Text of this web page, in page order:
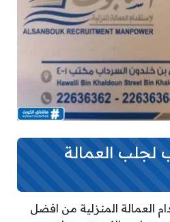
العمالة
العمالة المنزلية من افضل